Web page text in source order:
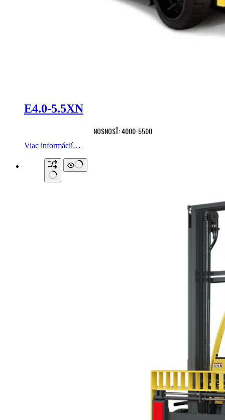
E4.0-5.5XN
NOSNOSŤ: 4000-5500
Viac informácií…